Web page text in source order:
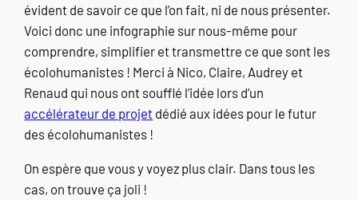
évident de savoir ce que l’on fait, ni de nous présenter.
Voici donc une infographie sur nous-même pour
comprendre, simplifier et transmettre ce que sont les
écolohumanistes ! Merci à Nico, Claire, Audrey et
Renaud qui nous ont soufflé l’idée lors d’un
accélérateur de projet dédié aux idées pour le futur
des écolohumanistes !
On espère que vous y voyez plus clair. Dans tous les
cas, on trouve ça joli !